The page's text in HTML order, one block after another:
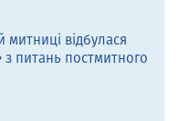
митниці відбулася
з питань постмитного